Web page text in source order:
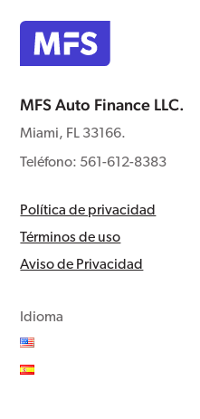
MFS Auto Finance LLC.
Miami, FL 33166.
Teléfono: 561-612-8383
Política de privacidad
Términos de uso
Aviso de Privacidad